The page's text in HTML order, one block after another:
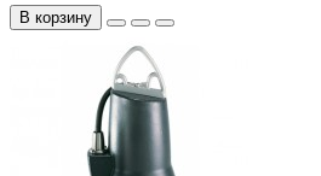
В корзину